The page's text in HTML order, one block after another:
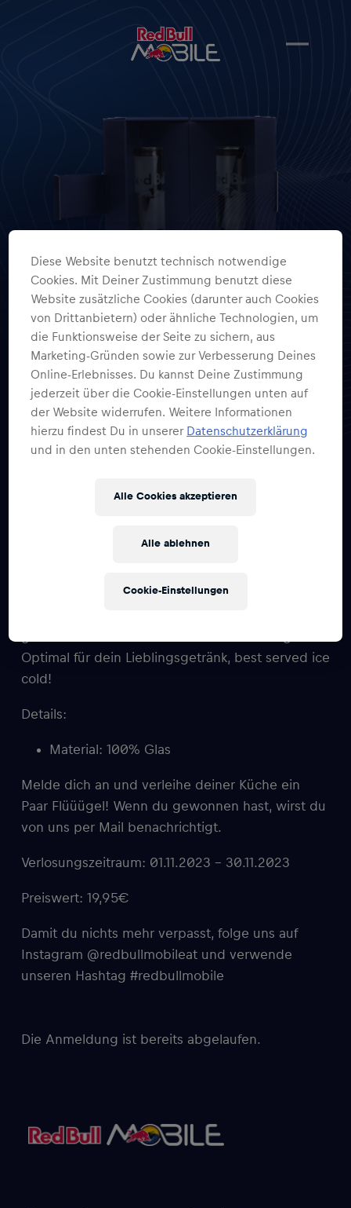
10×1 Gläserdoppelpack
Verleihe deiner Küche Flügel! Wir haben ein
Getränke im passenden Glas genießen. Die
Optimal für dein Lieblingsgetränk, best served ice
cold!
Details:
Material: 100% Glas
Melde dich an und verleihe deiner Küche ein
Paar Flüüügel! Wenn du gewonnen hast, wirst du
von uns per Mail benachrichtigt.
Verlosungszeitraum: 01.11.2023 – 30.11.2023
Preiswert: 19,95€
Damit du nichts mehr verpasst, folge uns auf
Instagram @redbullmobileat und verwende
unseren Hashtag #redbullmobile
Die Anmeldung ist bereits abgelaufen.
Diese Website benutzt technisch notwendige
Cookies. Mit Deiner Zustimmung benutzt diese
Website zusätzliche Cookies (darunter auch Cookies
von Drittanbietern) oder ähnliche Technologien, um
die Funktionsweise der Seite zu sichern, aus
Marketing-Gründen sowie zur Verbesserung Deines
Online-Erlebnisses. Du kannst Deine Zustimmung
jederzeit über die Cookie-Einstellungen unten auf
der Website widerrufen. Weitere Informationen
hierzu findest Du in unserer Datenschutzerklärung
und in den unten stehenden Cookie-Einstellungen.
Alle ablehnen
Alle Cookies akzeptieren
Cookie-Einstellungen